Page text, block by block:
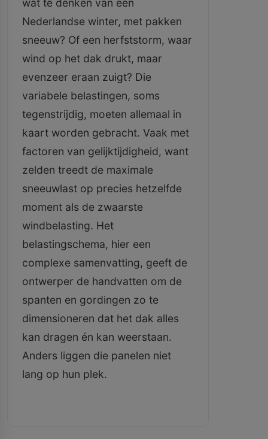
wat te denken van een
Nederlandse winter, met pakken
sneeuw? Of een herfststorm, waar
wind op het dak drukt, maar
evenzeer eraan zuigt? Die
variabele belastingen, soms
tegenstrijdig, moeten allemaal in
kaart worden gebracht. Vaak met
factoren van gelijktijdigheid, want
zelden treedt de maximale
sneeuwlast op precies hetzelfde
moment als de zwaarste
windbelasting. Het
belastingschema, hier een
complexe samenvatting, geeft de
ontwerper de handvatten om de
spanten en gordingen zo te
dimensioneren dat het dak alles
kan dragen én kan weerstaan.
Anders liggen die panelen niet
lang op hun plek.